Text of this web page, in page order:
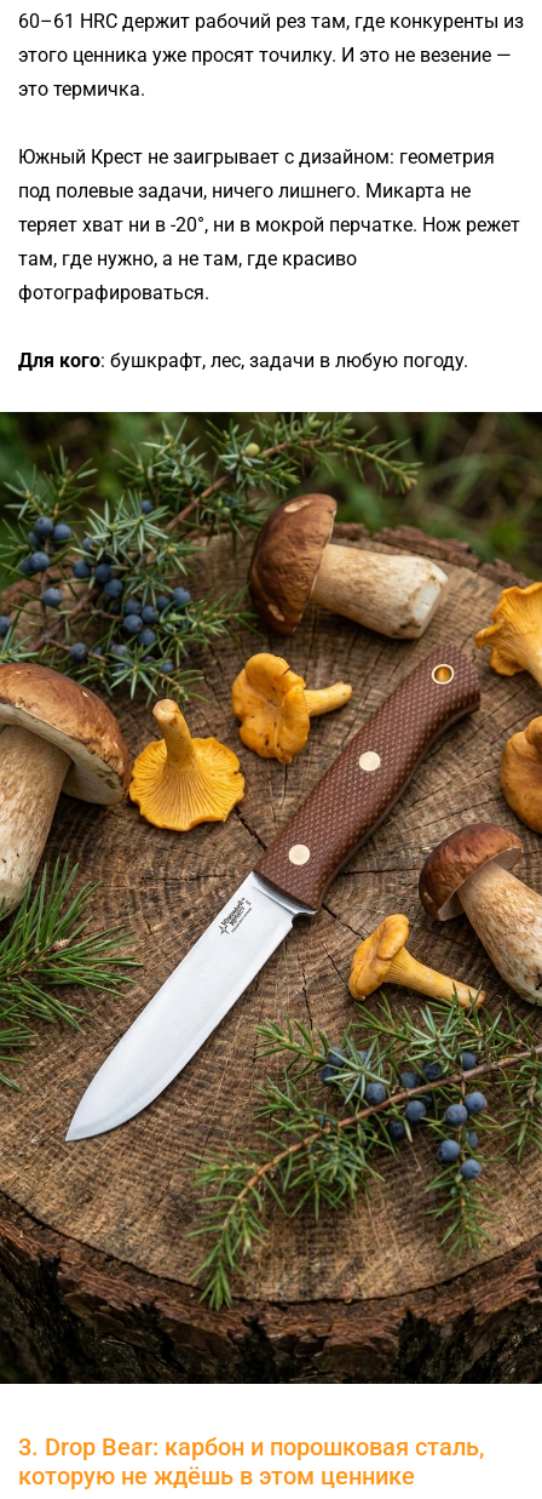
60–61 HRC держит рабочий рез там, где конкуренты из
этого ценника уже просят точилку. И это не везение —
это термичка.
Южный Крест не заигрывает с дизайном: геометрия
под полевые задачи, ничего лишнего. Микарта не
теряет хват ни в -20°, ни в мокрой перчатке. Нож режет
там, где нужно, а не там, где красиво
фотографироваться.
Для кого: бушкрафт, лес, задачи в любую погоду.
3. Drop Bear: карбон и порошковая сталь,
которую не ждёшь в этом ценнике